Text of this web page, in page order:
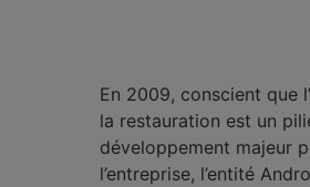
En 2009, conscient que
la restauration est un
développement majeur
l’entreprise, l’entité